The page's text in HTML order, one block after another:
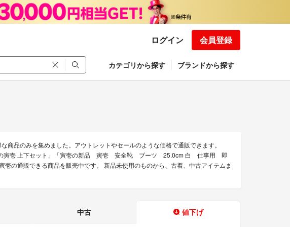
ログイン 会員登録
カテゴリから探す ブランドから探す
商品のみを集めました。アウトレットやセールのような価格で通販できます。
の寅壱 上下セット」「寅壱の新品 寅壱 安全靴 ブーツ 25.0cm 白 仕事用 即
の通販できる商品を販売中です。 新品未使用のものから、古着、中古アイテムま
中古 値下げ